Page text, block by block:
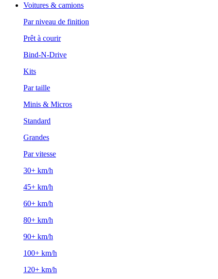
Voitures & camions
Par niveau de finition
Prêt à courir
Bind-N-Drive
Kits
Par taille
Minis & Micros
Standard
Grandes
Par vitesse
30+ km/h
45+ km/h
60+ km/h
80+ km/h
90+ km/h
100+ km/h
120+ km/h